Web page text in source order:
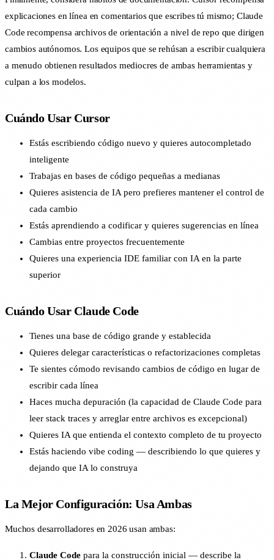
explicaciones en línea en comentarios que escribes tú mismo; Claude
Code recompensa archivos de orientación a nivel de repo que dirigen
cambios autónomos. Los equipos que se rehúsan a escribir cualquiera
a menudo obtienen resultados mediocres de ambas herramientas y
culpan a los modelos.
Cuándo Usar Cursor
Estás escribiendo código nuevo y quieres autocompletado
inteligente
Trabajas en bases de código pequeñas a medianas
Quieres asistencia de IA pero prefieres mantener el control de
cada cambio
Estás aprendiendo a codificar y quieres sugerencias en línea
Cambias entre proyectos frecuentemente
Quieres una experiencia IDE familiar con IA en la parte
superior
Cuándo Usar Claude Code
Tienes una base de código grande y establecida
Quieres delegar características o refactorizaciones completas
Te sientes cómodo revisando cambios de código en lugar de
escribir cada línea
Haces mucha depuración (la capacidad de Claude Code para
leer stack traces y arreglar entre archivos es excepcional)
Quieres IA que entienda el contexto completo de tu proyecto
Estás haciendo vibe coding — describiendo lo que quieres y
dejando que IA lo construya
La Mejor Configuración: Usa Ambas
Muchos desarrolladores en 2026 usan ambas:
Claude Code para la construcción inicial — describe la